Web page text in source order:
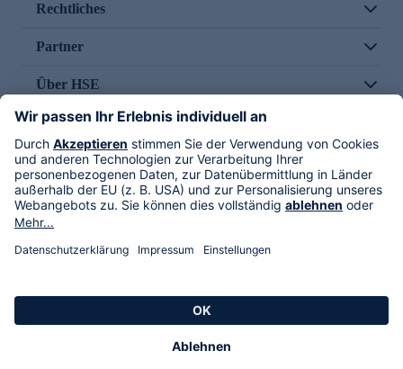
Rechtliches
Partner
Über HSE
Im TV
HSE International